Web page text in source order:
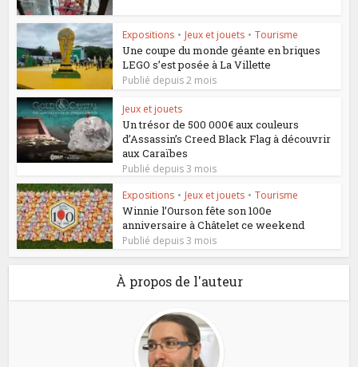
Expositions • Jeux et jouets • Tourisme
Une coupe du monde géante en briques
LEGO s’est posée à La Villette
Publié depuis 2 mois
Jeux et jouets
Un trésor de 500 000€ aux couleurs
d’Assassin’s Creed Black Flag à découvrir
aux Caraïbes
Publié depuis 3 mois
Expositions • Jeux et jouets • Tourisme
Winnie l’Ourson fête son 100e
anniversaire à Châtelet ce weekend
Publié depuis 3 mois
À propos de l'auteur